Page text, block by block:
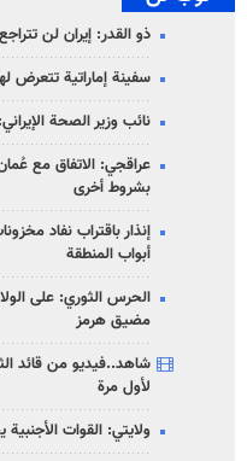
ذو القدر: إيران لن
سفينة إماراتية
نائب وزير الصحة
عراقجي: الاتفاق مع
بشروط أخرى
إنذار باقتراب نفاد
أبواب المنطقة
الحرس الثوري: على
مضيق هرمز
شاهد..فيديو من قائد
لأول مرة
ولايتي: القوات